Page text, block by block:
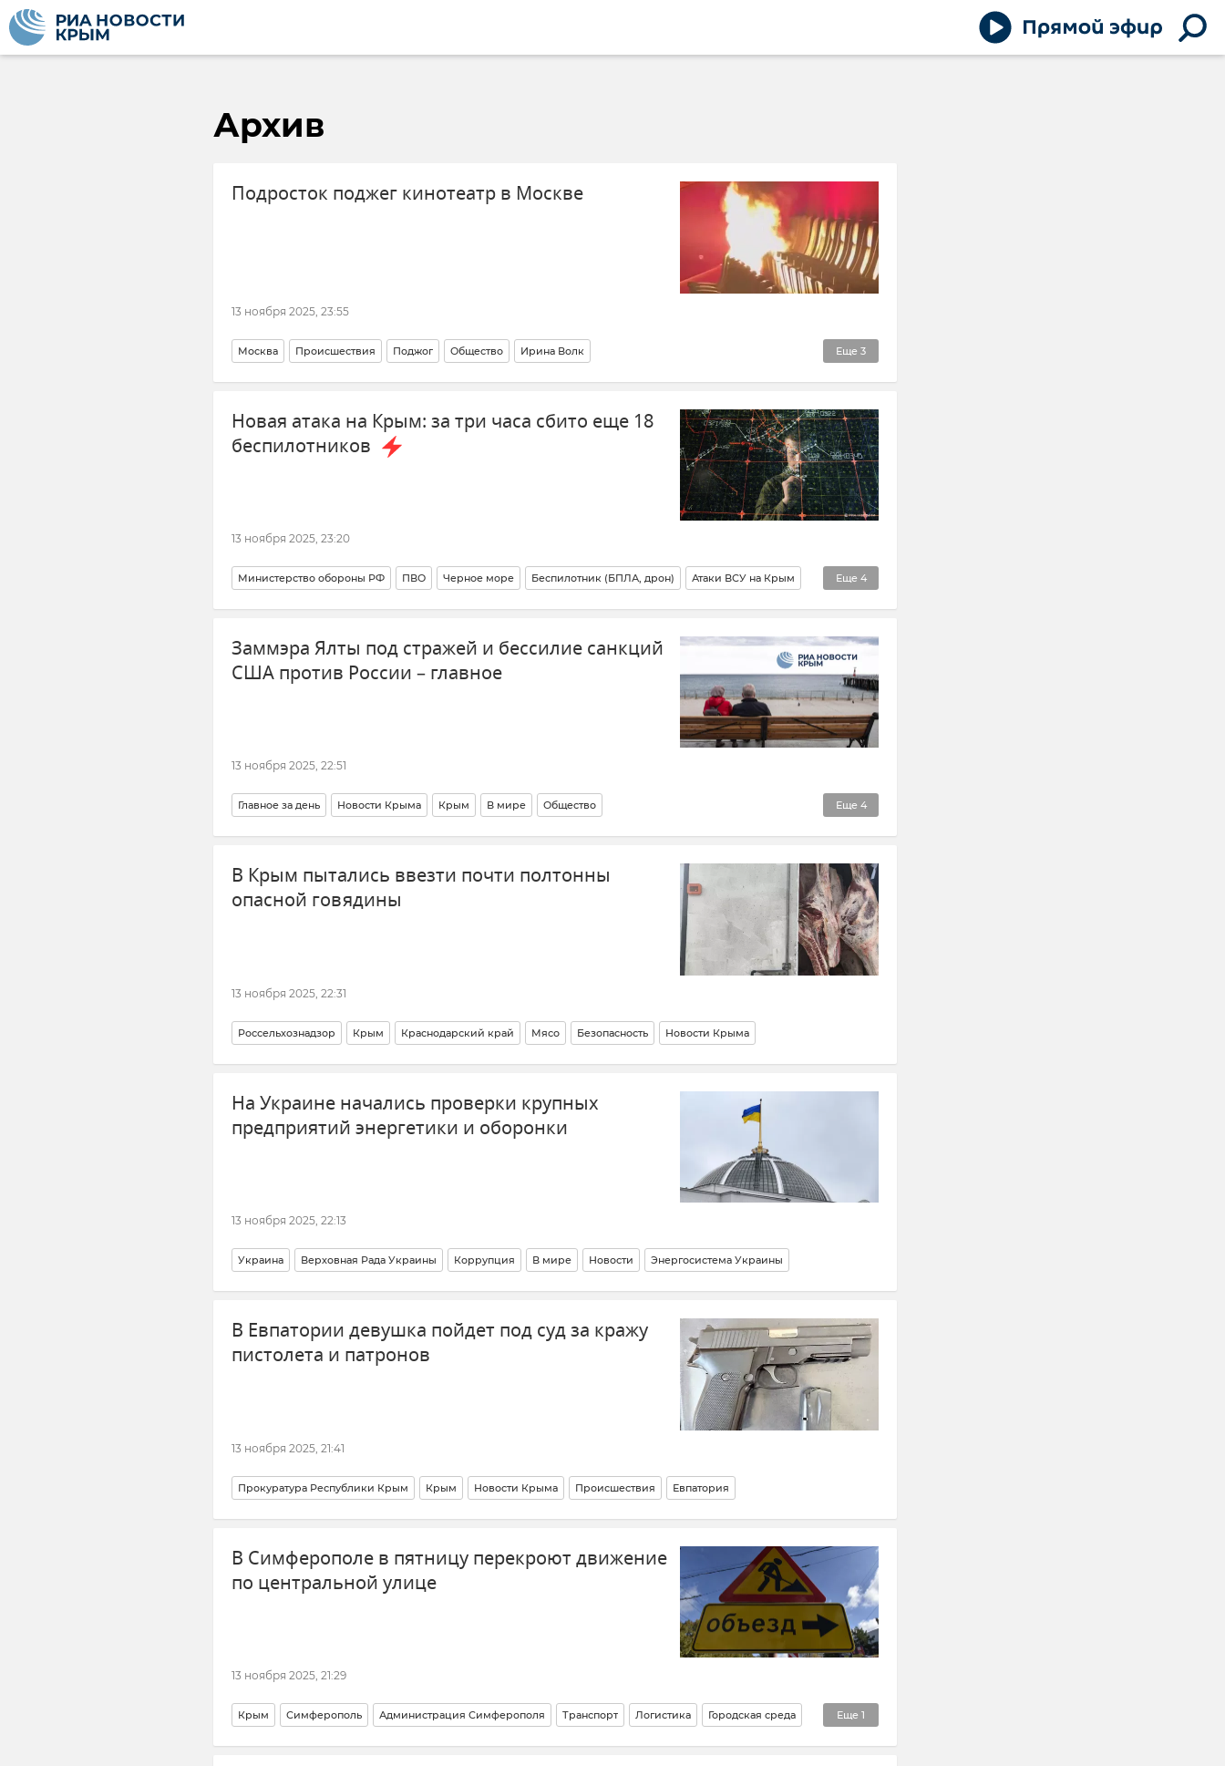
Архив
Подросток поджег кинотеатр в Москве
13 ноября 2025, 23:55
Еще 3
Москва Происшествия Поджог Общество Ирина Волк
МВД РФ (Министерство внутренних дел Российской Федерации) Прокуратура Москвы Новости
Новая атака на Крым: за три часа сбито еще 18
беспилотников
13 ноября 2025, 23:20
Еще 4
Министерство обороны РФ ПВО Черное море Беспилотник (БПЛА, дрон) Атаки ВСУ на Крым
Атаки ВСУ Новости Безопасность Республики Крым и Севастополя Безопасность
Заммэра Ялты под стражей и бессилие санкций
США против России – главное
13 ноября 2025, 22:51
Еще 4
Главное за день Новости Крыма Крым В мире Общество
Безопасность Республики Крым и Севастополя Украина Атаки ВСУ США
В Крым пытались ввезти почти полтонны
опасной говядины
13 ноября 2025, 22:31
Россельхознадзор Крым Краснодарский край Мясо Безопасность Новости Крыма
На Украине начались проверки крупных
предприятий энергетики и оборонки
13 ноября 2025, 22:13
Украина Верховная Рада Украины Коррупция В мире Новости Энергосистема Украины
В Евпатории девушка пойдет под суд за кражу
пистолета и патронов
13 ноября 2025, 21:41
Прокуратура Республики Крым Крым Новости Крыма Происшествия Евпатория
В Симферополе в пятницу перекроют движение
по центральной улице
13 ноября 2025, 21:29
Еще 1
Крым Симферополь Администрация Симферополя Транспорт Логистика Городская среда
Новости Крыма